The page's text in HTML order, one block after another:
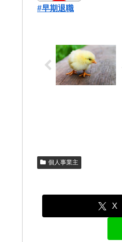
#早期退職
個人事業主
X